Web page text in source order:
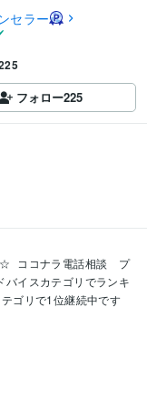
セラー
フォロー225
ココナラ電話相談　プ
バイスカテゴリでランキ
ゴリで1位継続中です